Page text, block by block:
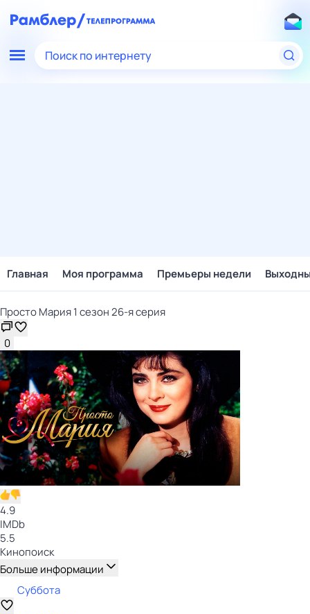
Поиск по интернету
Главная Моя программа Премьеры недели
Просто Мария 1 сезон 26-я серия
0
4.9
IMDb
5.5
Кинопоиск
Больше информации
Суббота